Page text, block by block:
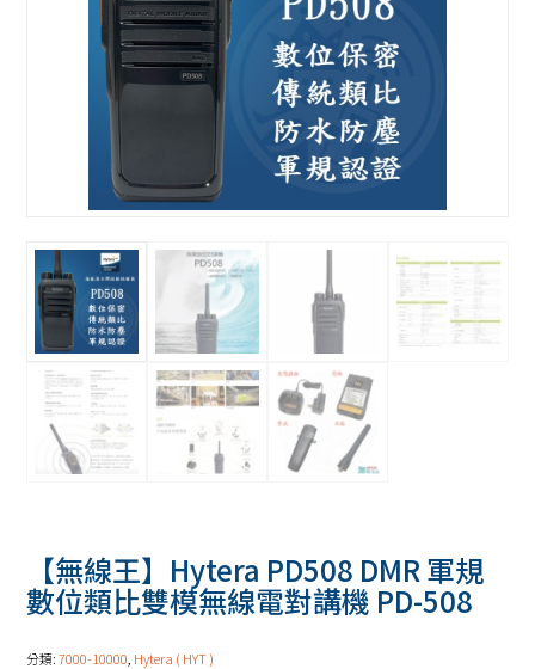
【無線王】Hytera PD508 DMR 軍規
數位類比雙模無線電對講機 PD-508
分類:7000-10000 Hytera ( HYT )